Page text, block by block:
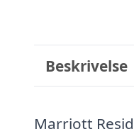
Beskrivelse
Marriott